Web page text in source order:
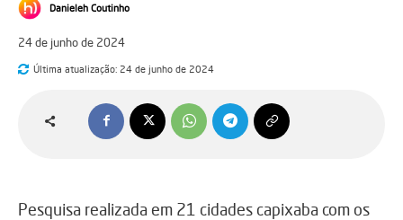
Danieleh Coutinho
24 de junho de 2024
Última atualização: 24 de junho de 2024
Pesquisa realizada em 21 cidades capixaba com os